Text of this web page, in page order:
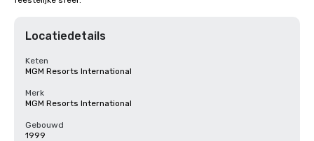
Locatiedetails
Keten
MGM Resorts International
Merk
MGM Resorts International
Gebouwd
1999